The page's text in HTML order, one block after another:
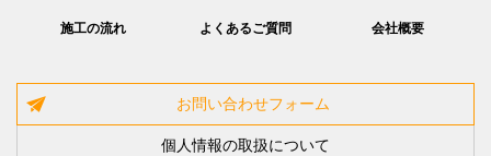
施工の流れ よくあるご質問 会社概要
お問い合わせフォーム
個人情報の取扱について